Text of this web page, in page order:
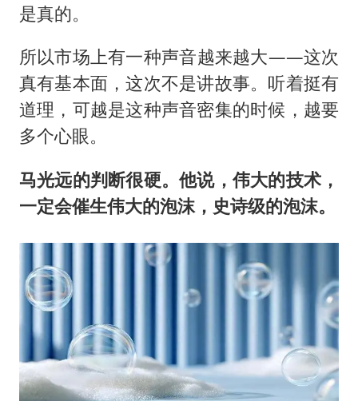
是真的。
所以市场上有一种声音越来越大——这次
真有基本面，这次不是讲故事。听着挺有
道理，可越是这种声音密集的时候，越要
多个心眼。
马光远的判断很硬。他说，伟大的技术，
一定会催生伟大的泡沫，史诗级的泡沫。